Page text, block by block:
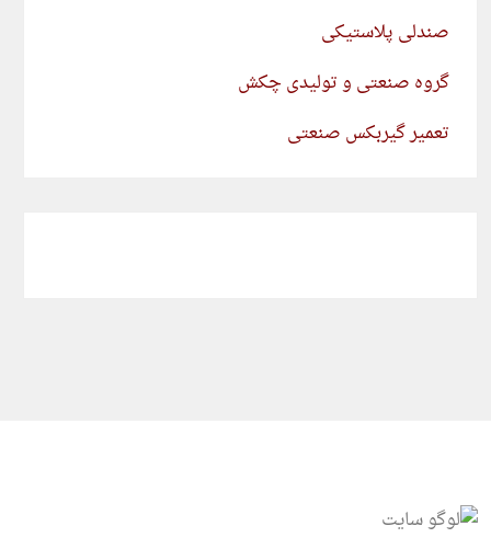
صندلی پلاستیکی
گروه صنعتی و تولیدی چکش
تعمیر گیربکس صنعتی